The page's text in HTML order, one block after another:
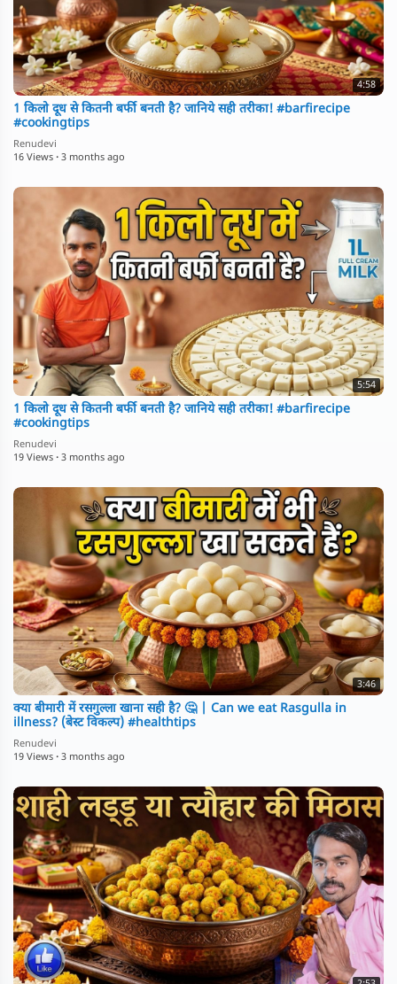
4:58
1 किलो दूध से कितनी बर्फी बनती है? जानिये सही तरीका! #barfirecipe
#cookingtips
Renudevi
16 Views · 3 months ago
5:54
1 किलो दूध से कितनी बर्फी बनती है? जानिये सही तरीका! #barfirecipe
#cookingtips
Renudevi
19 Views · 3 months ago
3:46
क्या बीमारी में रसगुल्ला खाना सही है? 🤔 | Can we eat Rasgulla in
illness? (बेस्ट विकल्प) #healthtips
Renudevi
19 Views · 3 months ago